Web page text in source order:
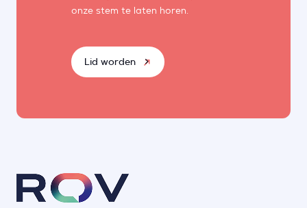
onze stem te laten horen.
Lid worden